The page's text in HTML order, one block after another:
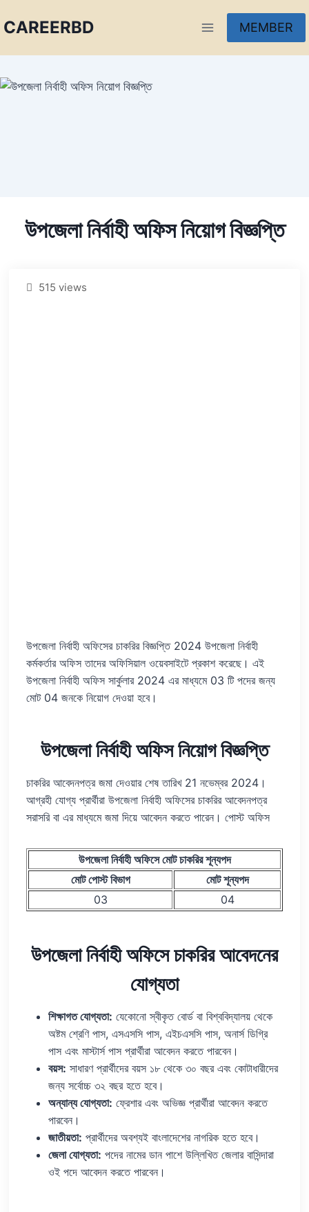
CAREERBD MEMBER
উপজেলা নির্বাহী অফিস নিয়োগ বিজ্ঞপ্তি
515 views
উপজেলা নির্বাহী অফিসের চাকরির বিজ্ঞপ্তি 2024 উপজেলা নির্বাহী
কর্মকর্তার অফিস তাদের অফিসিয়াল ওয়েবসাইটে প্রকাশ করেছে। এই
উপজেলা নির্বাহী অফিস সার্কুলার 2024 এর মাধ্যমে 03 টি পদের জন্য
মোট 04 জনকে নিয়োগ দেওয়া হবে।
উপজেলা নির্বাহী অফিস নিয়োগ বিজ্ঞপ্তি
চাকরির আবেদনপত্র জমা দেওয়ার শেষ তারিখ 21 নভেম্বর 2024।
আগ্রহী যোগ্য প্রার্থীরা উপজেলা নির্বাহী অফিসের চাকরির আবেদনপত্র
সরাসরি বা এর মাধ্যমে জমা দিয়ে আবেদন করতে পারেন। পোস্ট অফিস
উপজেলা নির্বাহী অফিসে মোট চাকরির শূন্যপদ
মোট পোস্ট বিভাগ
মোট শূন্যপদ
03
04
উপজেলা নির্বাহী অফিসে চাকরির আবেদনের
যোগ্যতা
শিক্ষাগত যোগ্যতা: যেকোনো স্বীকৃত বোর্ড বা বিশ্ববিদ্যালয় থেকে
অষ্টম শ্রেণি পাস, এসএসসি পাস, এইচএসসি পাস, অনার্স ডিগ্রি
পাস এবং মাস্টার্স পাস প্রার্থীরা আবেদন করতে পারবেন।
বয়স: সাধারণ প্রার্থীদের বয়স ১৮ থেকে ৩০ বছর এবং কোটাধারীদের
জন্য সর্বোচ্চ ৩২ বছর হতে হবে।
অন্যান্য যোগ্যতা: ফ্রেশার এবং অভিজ্ঞ প্রার্থীরা আবেদন করতে
পারবেন।
জাতীয়তা: প্রার্থীদের অবশ্যই বাংলাদেশের নাগরিক হতে হবে।
জেলা যোগ্যতা: পদের নামের ডান পাশে উল্লিখিত জেলার বাসিন্দারা
ওই পদে আবেদন করতে পারবেন।